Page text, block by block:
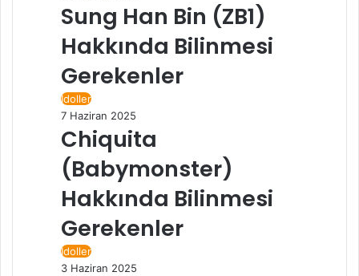
Sung Han Bin (ZB1)
Hakkında Bilinmesi
Gerekenler
İdoller
7 Haziran 2025
Chiquita
(Babymonster)
Hakkında Bilinmesi
Gerekenler
İdoller
3 Haziran 2025